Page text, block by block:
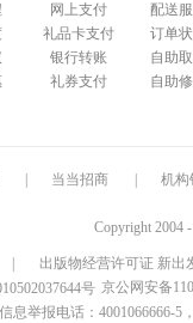
网上支付
礼品卡支付
银行转账
礼券支付
配送
订单
自助
自助
当当招商 机构
Copyright 2004
出版物经营许可证 新出
京公网安备
息举报电话：4001066666-5